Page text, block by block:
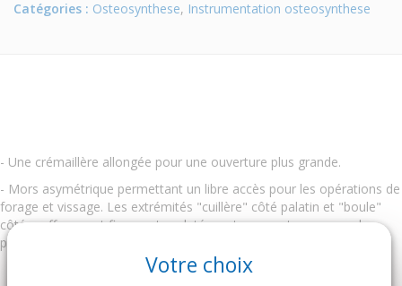
Catégories : Osteosynthese, Instrumentation osteosynthese
- Une crémaillère allongée pour une ouverture plus grande.
- Mors asymétrique permettant un libre accès pour les opérations de
forage et vissage. Les extrémités "cuillère" côté palatin et "boule"
côté greffon, sont finement moletées, et assurent une accroche
parfaite sur la surface osseuse.
Votre choix